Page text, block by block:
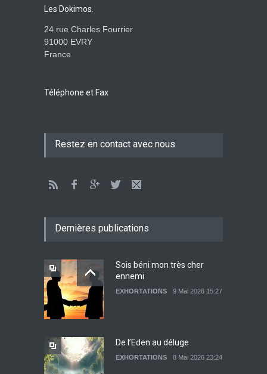
dans un monde à l’agonie
EXHORTATIONS
26 Décembre 2021 16:48
Lettre ouverte aux religieux
Les Dokimos.
24 rue Charles Fourrier
91000 EVRY
France
Téléphone et Fax
Restez en contact avec nous
Dernières publications
Sois béni mon très cher
ennemi
EXHORTATIONS 9 Mai 2026 15:27
De l’Eden au déluge
EXHORTATIONS 8 Mai 2026 23:24